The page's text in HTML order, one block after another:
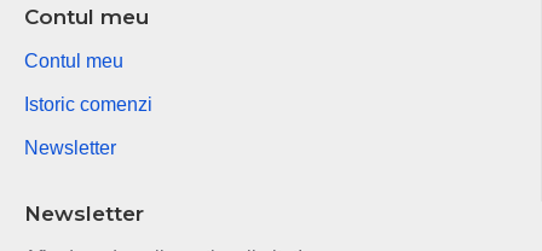
Contul meu
Contul meu
Istoric comenzi
Newsletter
Newsletter